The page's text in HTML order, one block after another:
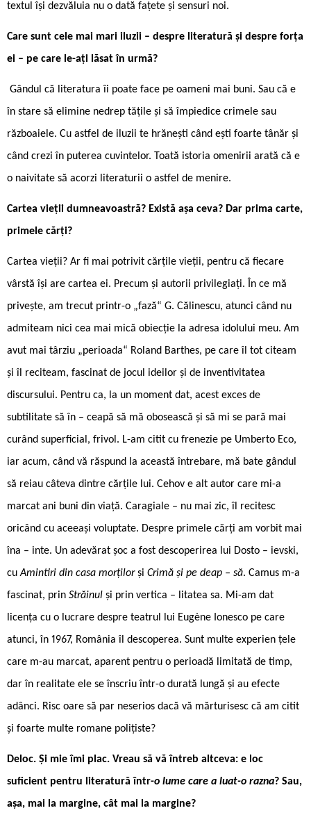
textul își dezvăluia nu o dată fațete și sensuri noi.
Care sunt cele mai mari iluzii – despre literatură și despre forța
ei – pe care le-ați lăsat în urmă?
Gândul că literatura îi poate face pe oameni mai buni. Sau că e
în stare să elimine nedrep tățile și să împiedice crimele sau
războaiele. Cu astfel de iluzii te hrănești când ești foarte tânăr și
când crezi în puterea cuvintelor. Toată istoria omenirii arată că e
o naivitate să acorzi literaturii o astfel de menire.
Cartea vieții dumneavoastră? Există așa ceva? Dar prima carte,
primele cărți?
Cartea vieții? Ar fi mai potrivit cărțile vieții, pentru că fiecare
vârstă își are cartea ei. Precum și autorii privilegiați. În ce mă
privește, am trecut printr-o „fază“ G. Călinescu, atunci când nu
admiteam nici cea mai mică obiecție la adresa idolului meu. Am
avut mai târziu „perioada“ Roland Barthes, pe care îl tot citeam
și îl reciteam, fascinat de jocul ideilor și de inventivitatea
discursului. Pentru ca, la un moment dat, acest exces de
subtilitate să în – ceapă să mă obosească și să mi se pară mai
curând superficial, frivol. L-am citit cu frenezie pe Umberto Eco,
iar acum, când vă răspund la această întrebare, mă bate gândul
să reiau câteva dintre cărțile lui. Cehov e alt autor care mi-a
marcat ani buni din viață. Caragiale – nu mai zic, îl recitesc
oricând cu aceeași voluptate. Despre primele cărți am vorbit mai
îna – inte. Un adevărat șoc a fost descoperirea lui Dosto – ievski,
cuAmintiri din casa morțilorși Crimă și pe deap – să. Camus m-a
fascinat, prin Străinul și prin vertica – litatea sa. Mi-am dat
licența cu o lucrare despre teatrul lui Eugène Ionesco pe care
atunci, în 1967, România îl descoperea. Sunt multe experien țele
care m-au marcat, aparent pentru o perioadă limitată de timp,
dar în realitate ele se înscriu într-o durată lungă și au efecte
adânci. Risc oare să par neserios dacă vă mărturisesc că am citit
și foarte multe romane polițiste?
Deloc. Și mie îmi plac. Vreau să vă întreb altceva: e loc
suficient pentru literatură într-o lume care a luat-o razna? Sau,
așa, mai la margine, cât mai la margine?